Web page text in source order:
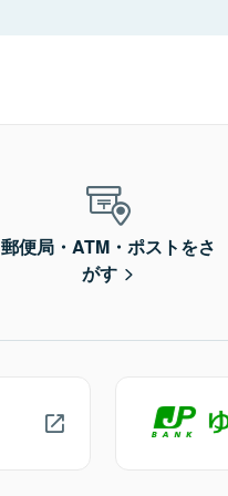
郵便局・ATM・ポストをさ
がす